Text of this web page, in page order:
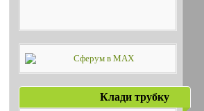
Клади трубку